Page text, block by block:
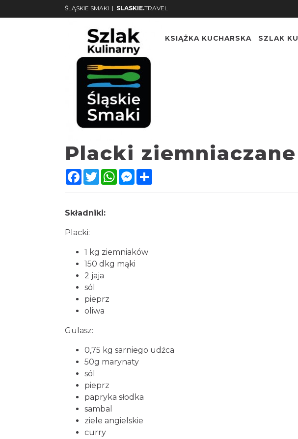
ŚLĄSKIE SMAKI | SLASKIE.TRAVEL
KSIĄŻKA KUCHARSKA SZLAK
Placki
Facebook
TwitterWhatsAppMessenger
Składniki:
Placki:
1 kg ziemniaków
150 dkg mąki
2 jaja
sól
pieprz
oliwa
Gulasz:
0,75 kg sarniego udźca
50g marynaty
sól
pieprz
papryka słodka
sambal
ziele angielskie
curry